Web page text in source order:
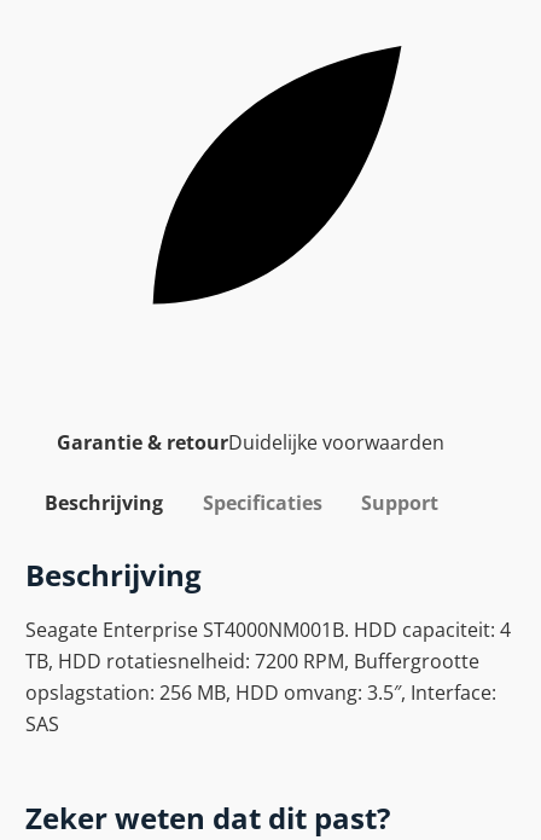
Garantie & retourDuidelijke voorwaarden
Beschrijving Specificaties Support
Beschrijving
Seagate Enterprise ST4000NM001B. HDD capaciteit: 4
TB, HDD rotatiesnelheid: 7200 RPM, Buffergrootte
opslagstation: 256 MB, HDD omvang: 3.5″, Interface:
SAS
Zeker weten dat dit past?